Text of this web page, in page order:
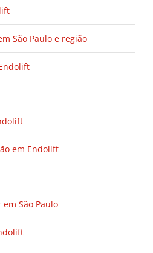
São Paulo e região
em Endolift
São Paulo